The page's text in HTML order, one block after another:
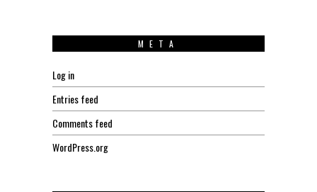
META
Log in
Entries feed
Comments feed
WordPress.org